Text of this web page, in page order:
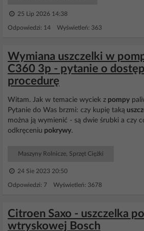
25 Lip 2026 14:38
Odpowiedzi: 14 Wyświetleń: 363
Wymiana uszczelki w
C360 3p - pytanie o
procedurę
Witam. Jak w temacie wyciek z pompy
Pytanie do Was brzmi: czy kupię taką
można ją wymienić - są dwie śrubki a czy
odkręceniu pokrywy.
Maszyny Rolnicze, Sprzęt Ciężki
24 Sie 2023 20:50
Odpowiedzi: 7 Wyświetleń: 3678
Citroen Saxo - uszczelka
wtryskowej Bosch